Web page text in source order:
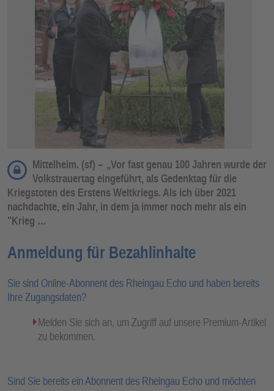
Mittelheim. (sf) – „Vor fast genau 100 Jahren wurde der
Volkstrauertag eingeführt, als Gedenktag für die
Kriegstoten des Erstens Weltkriegs. Als ich über 2021
nachdachte, ein Jahr, in dem ja immer noch mehr als ein
"Krieg …
Anmeldung für Bezahlinhalte
Sie sind Online-Abonnent des Rheingau Echo und haben bereits
Ihre Zugangsdaten?
Melden Sie sich an, um Zugriff auf unsere Premium-Artikel
zu bekommen.
Sind Sie bereits ein Abonnent des Rheingau Echo und möchten